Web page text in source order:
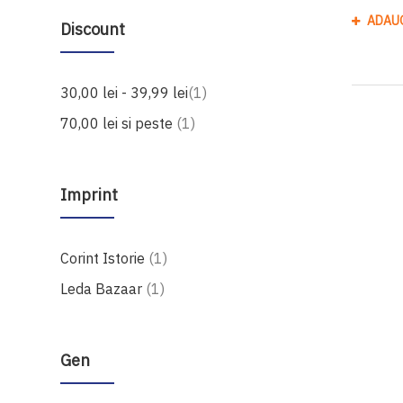
Discount
30,00 lei - 39,99 lei 1produs
70,00 lei si peste 1produs
Imprint
Corint Istorie 1produs
Leda Bazaar 1produs
Gen